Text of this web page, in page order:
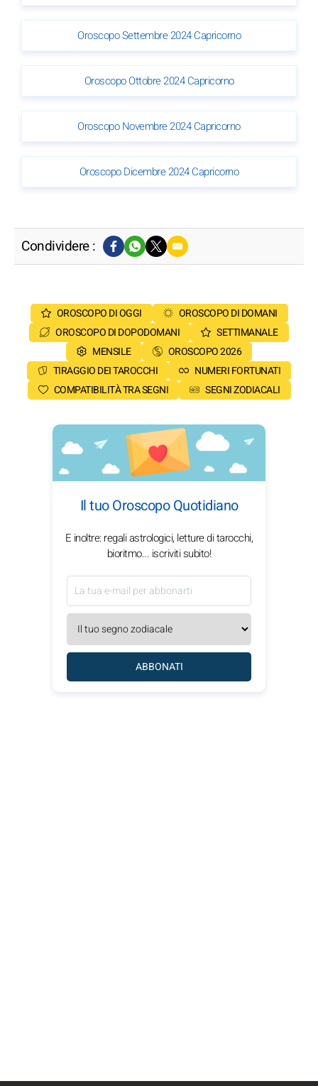
Oroscopo Settembre 2024 Capricorno
Oroscopo Ottobre 2024 Capricorno
Oroscopo Novembre 2024 Capricorno
Oroscopo Dicembre 2024 Capricorno
Condividere :
OROSCOPO DI OGGI
OROSCOPO DI DOMANI
OROSCOPO DI DOPODOMANI
SETTIMANALE
MENSILE
OROSCOPO 2026
TIRAGGIO DEI TAROCCHI
NUMERI FORTUNATI
COMPATIBILITÀ TRA SEGNI
SEGNI ZODIACALI
Il tuo Oroscopo Quotidiano
E inoltre: regali astrologici, letture di tarocchi,
bioritmo... iscriviti subito!
ABBONATI